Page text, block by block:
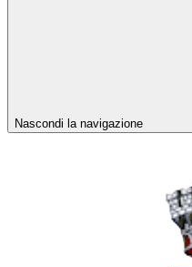
Nascondi la navigazione